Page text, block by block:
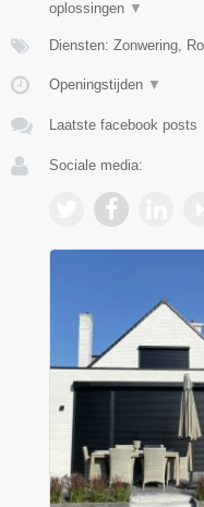
oplossingen ▼
Diensten: Zonwering,
Openingstijden ▼
Laatste facebook posts
Sociale media: